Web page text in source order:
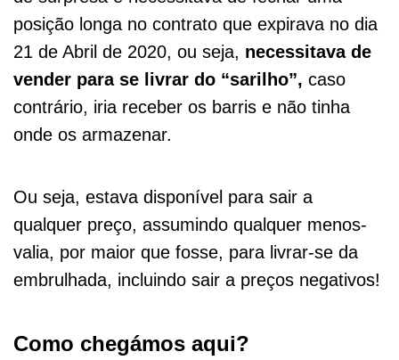
posição longa no contrato que expirava no dia
21 de Abril de 2020, ou seja, necessitava de
vender para se livrar do “sarilho”, caso
contrário, iria receber os barris e não tinha
onde os armazenar.
Ou seja, estava disponível para sair a
qualquer preço, assumindo qualquer menos-
valia, por maior que fosse, para livrar-se da
embrulhada, incluindo sair a preços negativos!
Como chegámos aqui?